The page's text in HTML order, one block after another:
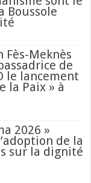
Boussole
Fès-Meknès
de
le lancement
la Paix » à
2026 »
de la
sur la dignité